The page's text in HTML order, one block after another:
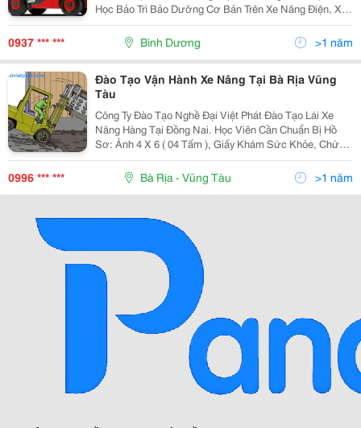
Học Bảo Trì Bảo Dưỡng Cơ Bản Trên Xe Nâng Điện, Xe
Nâng Dầu... Công Ty Tnhh Đào Tạo Nghề Đại Việt Phát.
0937 *** *** Bình Dương >1 năm
Đào Tạo Vận Hành Xe Nâng Tại Bà Rịa Vũng
Tàu
Công Ty Đào Tạo Nghề Đại Việt Phát Đào Tạo Lái Xe
Nâng Hàng Tại Đồng Nai. Học Viên Cần Chuẩn Bị Hồ
Sơ: Ảnh 4 X 6 ( 04 Tấm ), Giấy Khám Sức Khỏe, Chứng
Minh Nhân Dân. Số Điện Thoại Liên Hệ: 0996.123.234.
Mail: Phat.daivietphat@Gmail.
0996 *** *** Bà Rịa - Vũng Tàu >1 năm